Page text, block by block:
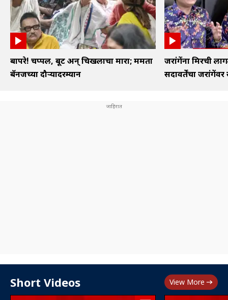
बापरे! चप्पल, बूट अन् चिखलाचा मारा; ममता
बॅनर्जींच्या दौऱ्यादरम्यान
जरांगेंना मिरची
सदावर्तेंचा
Short Videos View More